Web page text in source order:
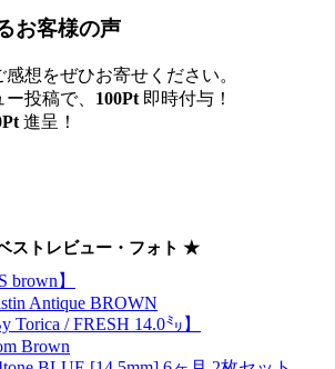
お客様の声
想をぜひお寄せください。
ー投稿で、 100Pt 即時付与！
進呈！
ストレビュー・フォト ★